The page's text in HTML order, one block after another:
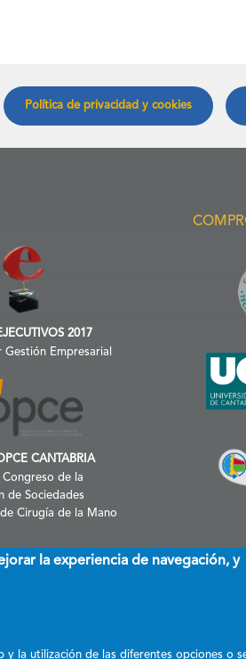
Política de privacidad y cookies
2017
Gestión Empresarial
CANTABRIA
Congreso de la
de Sociedades
Cirugía de la Mano
la experiencia de navegación, y
la utilización de las diferentes opciones o